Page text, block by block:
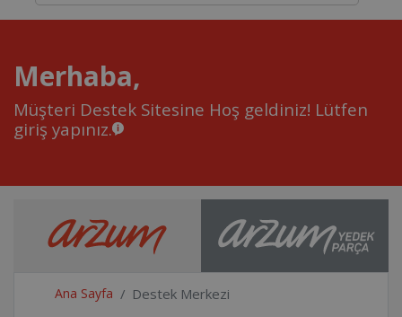
Merhaba,
Müşteri Destek Sitesine Hoş geldiniz! Lütfen
giriş yapınız.
Ana Sayfa Destek Merkezi